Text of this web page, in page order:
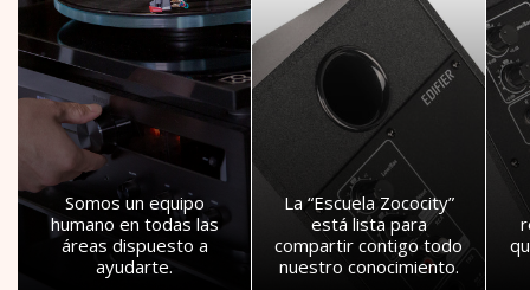
Somos un equipo
humano en todas las
áreas dispuesto a
ayudarte.
La “Escuela Zococity”
está lista para
compartir contigo todo
nuestro conocimiento.